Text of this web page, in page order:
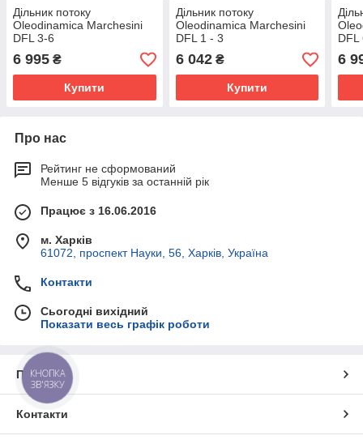
Дільник потоку
Oleodinamica Marchesini
DFL 3-6
6 995 ₴
Купити
Дільник потоку
Oleodinamica Marchesini
DFL 1 - 3
6 042₴
Купити
DFL
6
Про нас
Рейтинг не сформований
Менше 5 відгуків за останній рік
Працює з 16.06.2016
м. Харків
61072, проспект Науки, 56, Харків, Україна
Контакти
Сьогодні вихідний
Показати весь графік роботи
Про нас
Контакти
КНОПКА
ЗВ'ЯЗКУ